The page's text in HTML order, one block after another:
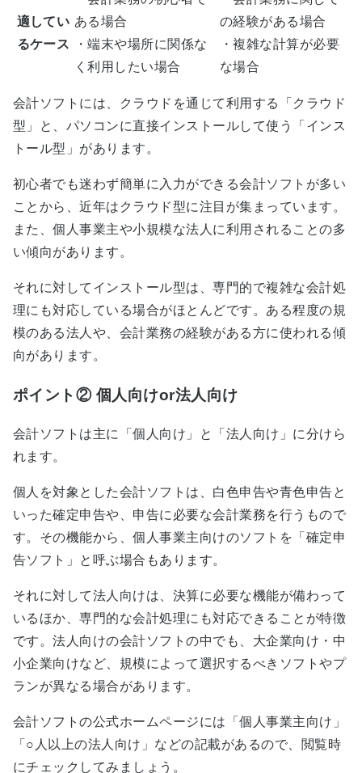
適してい
るケース
ある場合
・端末や場所に関係な
く利用したい場合
の経験がある場合
・複雑な計算が必要
な場合
会計ソフトには、クラウドを通じて利用する「クラウド
型」と、パソコンに直接インストールして使う「インス
トール型」があります。
初心者でも迷わず簡単に入力ができる会計ソフトが多い
ことから、近年はクラウド型に注目が集まっています。
また、個人事業主や小規模な法人に利用されることの多
い傾向があります。
それに対してインストール型は、専門的で複雑な会計処
理にも対応している場合がほとんどです。ある程度の規
模のある法人や、会計業務の経験がある方に使われる傾
向があります。
ポイント② 個人向けor法人向け
会計ソフトは主に「個人向け」と「法人向け」に分けら
れます。
個人を対象とした会計ソフトは、白色申告や青色申告と
いった確定申告や、申告に必要な会計業務を行うもので
す。その機能から、個人事業主向けのソフトを「確定申
告ソフト」と呼ぶ場合もあります。
それに対して法人向けは、決算に必要な機能が備わって
いるほか、専門的な会計処理にも対応できることが特徴
です。法人向けの会計ソフトの中でも、大企業向け・中
小企業向けなど、規模によって選択するべきソフトやプ
ランが異なる場合があります。
会計ソフトの公式ホームページには「個人事業主向け」
「○人以上の法人向け」などの記載があるので、閲覧時
にチェックしてみましょう。